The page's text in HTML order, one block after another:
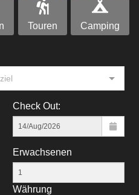
Touren Camping
Check Out:
Erwachsenen
Währung